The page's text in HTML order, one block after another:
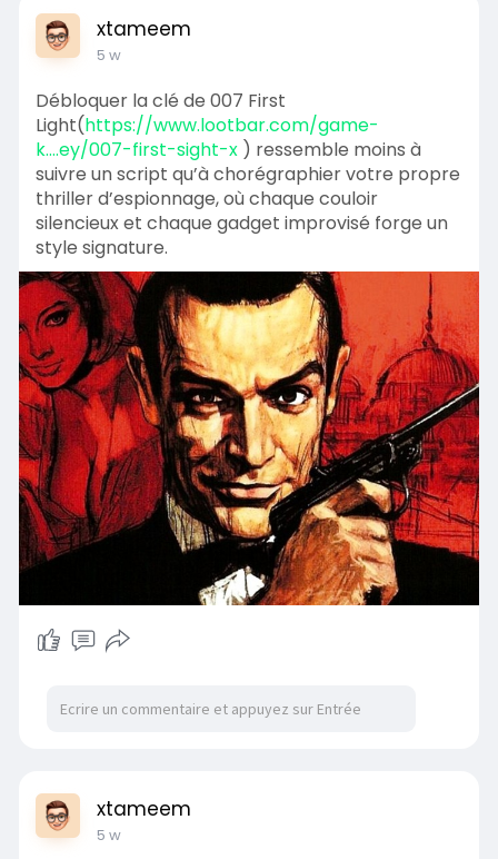
xtameem
5 w
Débloquer la clé de 007 First
Light(https://www.lootbar.com/game-
k....ey/007-first-sight-x) ressemble moins à
suivre un script qu’à chorégraphier votre propre
thriller d’espionnage, où chaque couloir
silencieux et chaque gadget improvisé forge un
style signature.
xtameem
5 w